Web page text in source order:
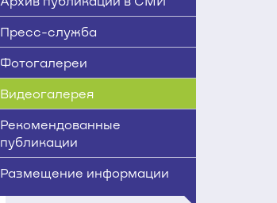
Пресс-служба
Фотогалереи
Видеогалерея
Рекомендованные
публикации
Размещение информации